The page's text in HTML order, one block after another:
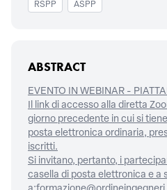
RSPP
ASPP
ABSTRACT
EVENTO IN WEBINAR -
Il link di accesso alla diretta
giorno precedente in cui si
posta elettronica ordinaria,
iscritti.
Si invitano, pertanto, i
casella di posta elettronica e a